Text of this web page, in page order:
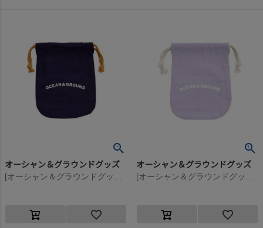
オーシャン＆グラウンドグッズ オーシャン＆グラウンドグッズ